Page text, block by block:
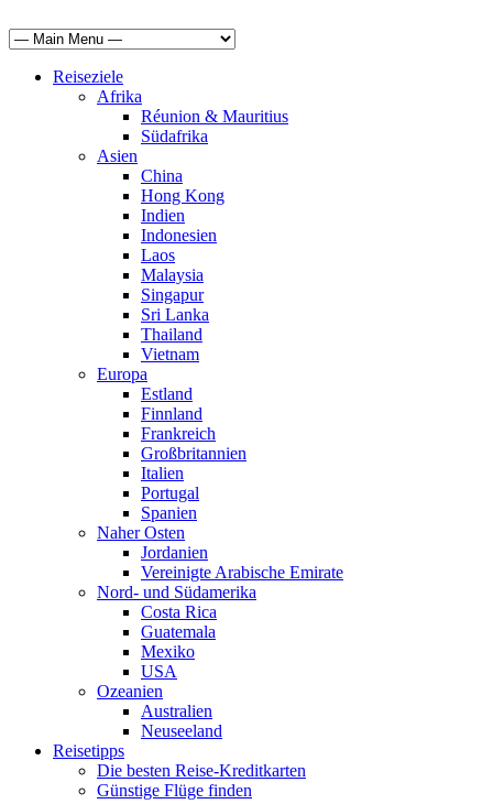
Reiseziele
Afrika
Réunion & Mauritius
Südafrika
Asien
China
Hong Kong
Indien
Indonesien
Laos
Malaysia
Singapur
Sri Lanka
Thailand
Vietnam
Europa
Estland
Finnland
Frankreich
Großbritannien
Italien
Portugal
Spanien
Naher Osten
Jordanien
Vereinigte Arabische Emirate
Nord- und Südamerika
Costa Rica
Guatemala
Mexiko
USA
Ozeanien
Australien
Neuseeland
Reisetipps
Die besten Reise-Kreditkarten
Günstige Flüge finden